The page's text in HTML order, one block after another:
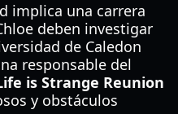
implica una carrera
deben investigar
de Caledon
responsable del
is Strange Reunion
y obstáculos